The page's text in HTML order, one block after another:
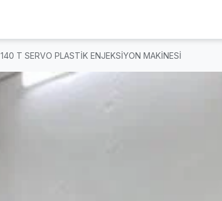
140 T SERVO PLASTİK ENJEKSİYON MAKİNESİ